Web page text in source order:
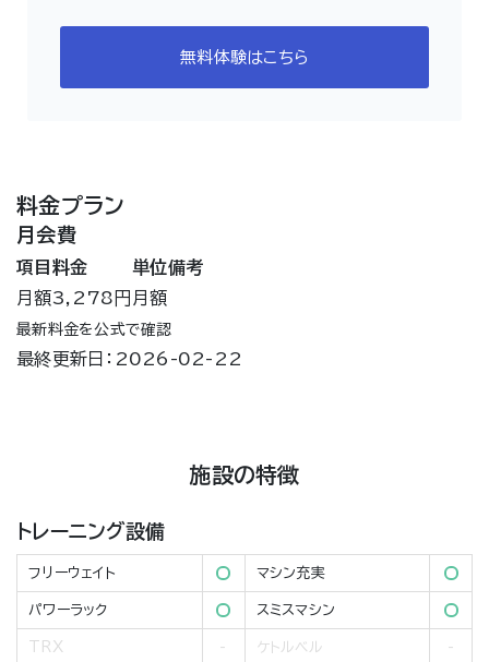
無料体験はこちら
料金プラン
月会費
項目 料金 単位備考
月額3,278円 月額
最新料金を公式で確認
最終更新日：2026-02-22
施設の特徴
トレーニング設備
フリーウェイト マシン充実
パワーラック スミスマシン
TRX ケトルベル